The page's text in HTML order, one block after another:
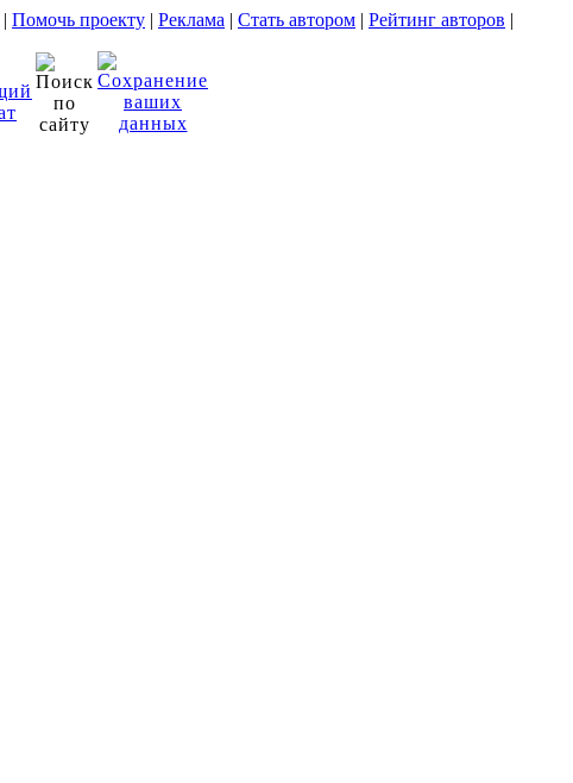
| Помочь проекту | Реклама | Стать автором | Рейтинг авторов |